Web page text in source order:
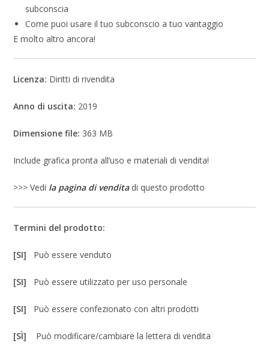
subconscia
Come puoi usare il tuo subconscio a tuo vantaggio
E molto altro ancora!
Licenza: Diritti di rivendita
Anno di uscita: 2019
Dimensione file: 363 MB
Include grafica pronta all’uso e materiali di vendita!
>>> Vedi la pagina di venditadi questo prodotto
Termini del prodotto:
[SI] Può essere venduto
[SI] Può essere utilizzato per uso personale
[SI] Può essere confezionato con altri prodotti
[SÌ] Può modificare/cambiare la lettera di vendita